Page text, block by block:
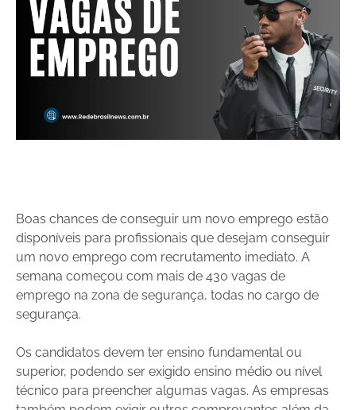
Boas chances de conseguir um novo emprego estão
disponíveis para profissionais que desejam conseguir
um novo emprego com recrutamento imediato. A
semana começou com mais de 430 vagas de
emprego na zona de segurança, todas no cargo de
segurança.
Os candidatos devem ter ensino fundamental ou
superior, podendo ser exigido ensino médio ou nível
técnico para preencher algumas vagas. As empresas